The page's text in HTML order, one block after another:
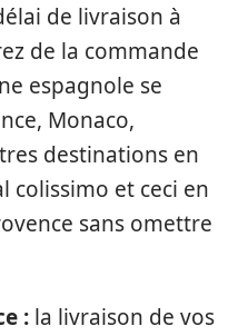
de livraison à
de la commande
espagnole se
Monaco,
destinations en
colissimo et ceci en
sans omettre
: la livraison de vos